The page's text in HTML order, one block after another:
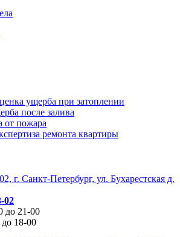
ущерба при затоплении
после залива
от пожара
ремонта квартиры
г. Санкт-Петербург, ул. Бухарестская д.
02
до 21-00
18-00